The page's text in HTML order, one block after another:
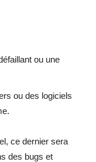
ou une
ou des logiciels
ce dernier sera
des bugs et